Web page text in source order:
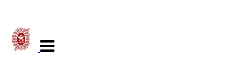
navigasjon